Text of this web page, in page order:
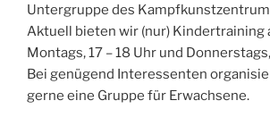
Untergruppe des
Aktuell bieten wir (nur) Kindertraining
Montags, 17 – 18 Uhr und
Bei genügend Interessenten
gerne eine Gruppe für Erwachsene.